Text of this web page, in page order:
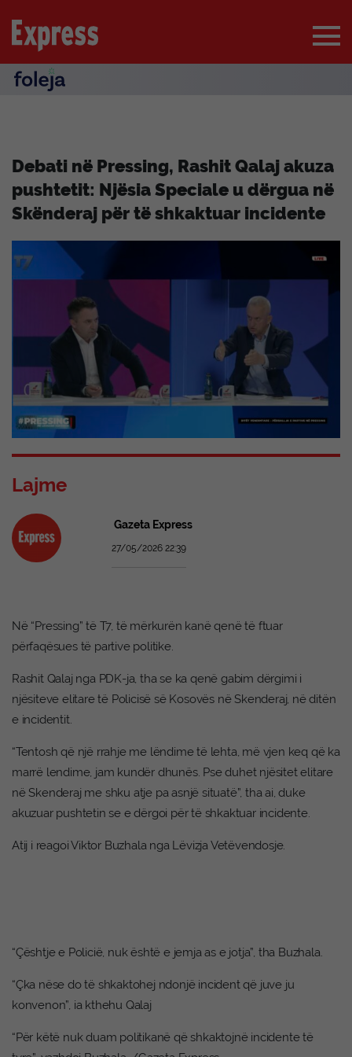
Debati në Pressing, Rashit Qalaj akuza
pushtetit: Njësia Speciale u dërgua në
Skënderaj për të shkaktuar incidente
Lajme
Gazeta Express
27/05/2026 22:39
Në “Pressing” të T7, të mërkurën kanë qenë të ftuar
përfaqësues të partive politike.
Rashit Qalaj nga PDK-ja, tha se ka qenë gabim dërgimi i
njësiteve elitare të Policisë së Kosovës në Skenderaj, në ditën
e incidentit.
“Tentosh që një rrahje me lëndime të lehta, më vjen keq që ka
marrë lendime, jam kundër dhunës. Pse duhet njësitet elitare
në Skenderaj me shku atje pa asnjë situatë”, tha ai, duke
akuzuar pushtetin se e dërgoi për të shkaktuar incidente.
Atij i reagoi Viktor Buzhala nga Lëvizja Vetëvendosje.
“Çështje e Policië, nuk është e jemja as e jotja”, tha Buzhala.
“Çka nëse do të shkaktohej ndonjë incident që juve ju
konvenon”, ia kthehu Qalaj
“Për këtë nuk duam politikanë që shkaktojnë incidente të